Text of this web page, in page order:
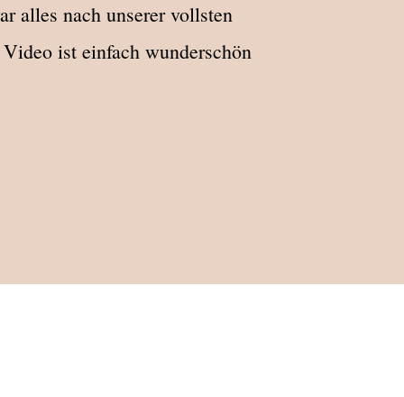
alles nach unserer vollsten
ist einfach wunderschön